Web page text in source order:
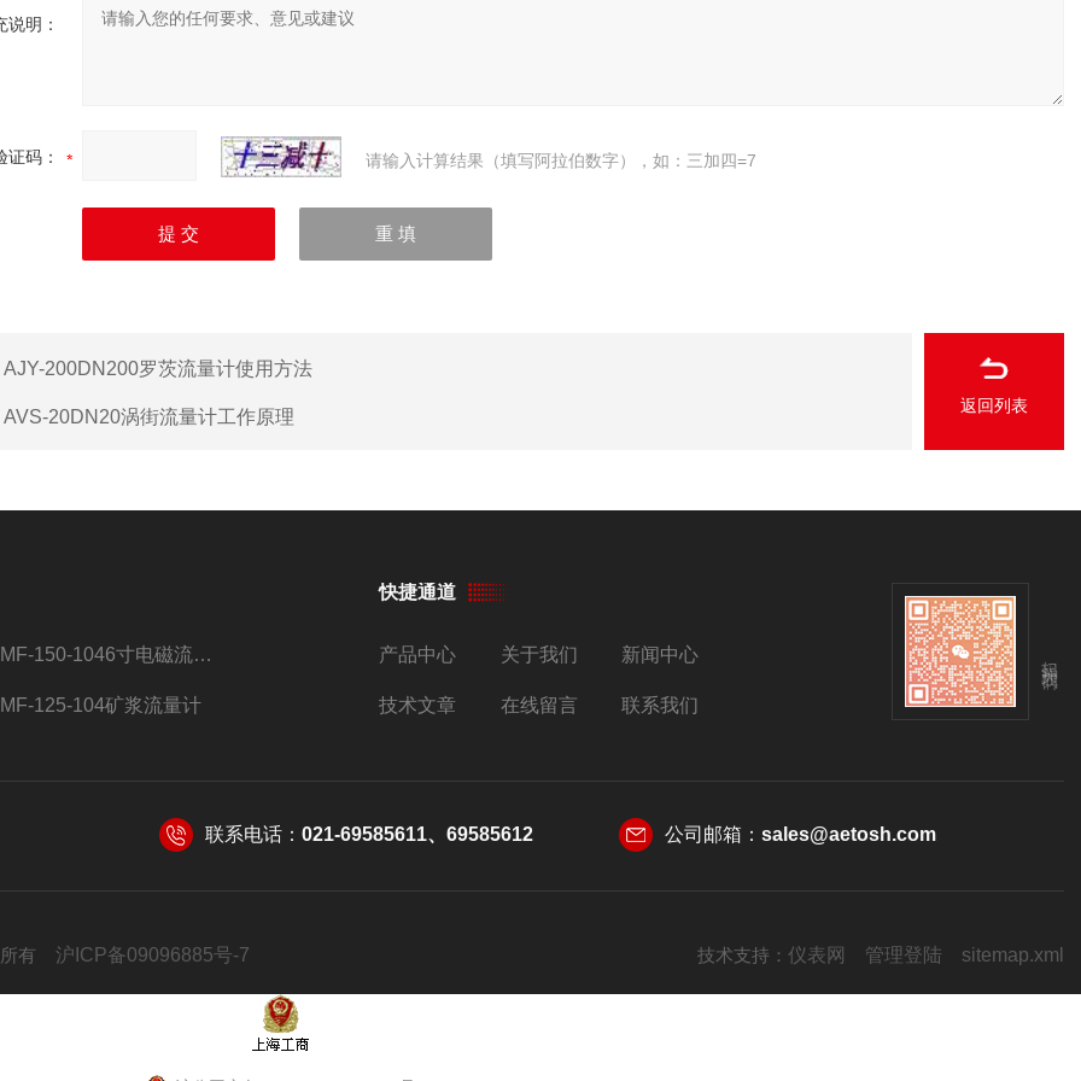
说明：
证码： 请输入计算结果（填写阿拉伯数字），如：三加四=7
AJY-200DN200罗茨流量计使用方法
AVS-20DN20涡街流量计工作原理
返回列表
AMF-150-1046寸电磁流量计
125-104矿浆流量计
快捷通道
产品中心 关于我们 新闻中心
技术文章 在线留言 联系我们
联系电话： 021-69585611、69585612 公司邮箱： sales@aetosh.com
所有 沪ICP备09096885号-7 技术支持： 仪表网 管理登陆 sitemap.xml